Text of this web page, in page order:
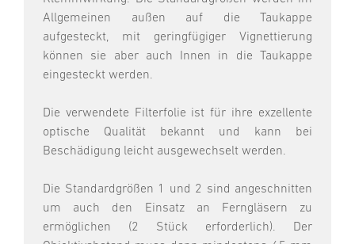
Allgemeinen außen auf die Taukappe
aufgesteckt, mit geringfügiger Vignettierung
können sie aber auch Innen in die Taukappe
eingesteckt werden.
Die verwendete Filterfolie ist für ihre exzellente
optische Qualität bekannt und kann bei
Beschädigung leicht ausgewechselt werden.
Die Standardgrößen 1 und 2 sind angeschnitten
um auch den Einsatz an Ferngläsern zu
ermöglichen (2 Stück erforderlich). Der